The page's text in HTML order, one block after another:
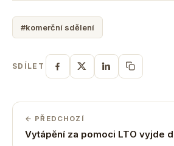
#komerční sdělení
SDÍLET
← PŘEDCHOZÍ
Vytápění za pomoci LTO vyjde